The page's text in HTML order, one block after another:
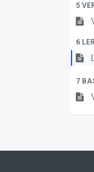
5
6
7